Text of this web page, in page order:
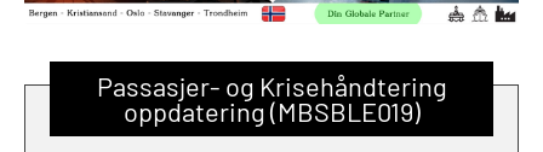
Passasjer- og Krisehåndtering
oppdatering (MBSBLE019)